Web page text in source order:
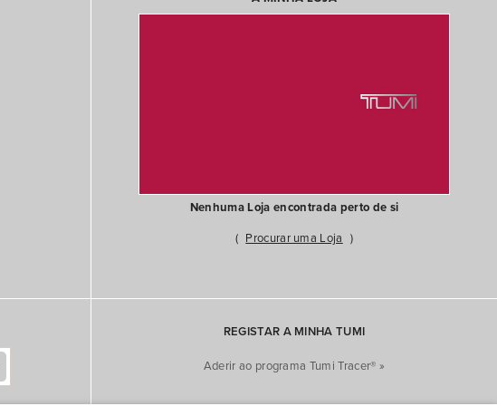
Nenhuma Loja encontrada perto de si
Procurar uma Loja
REGISTAR A MINHA TUMI
Aderir ao programa Tumi Tracer® »